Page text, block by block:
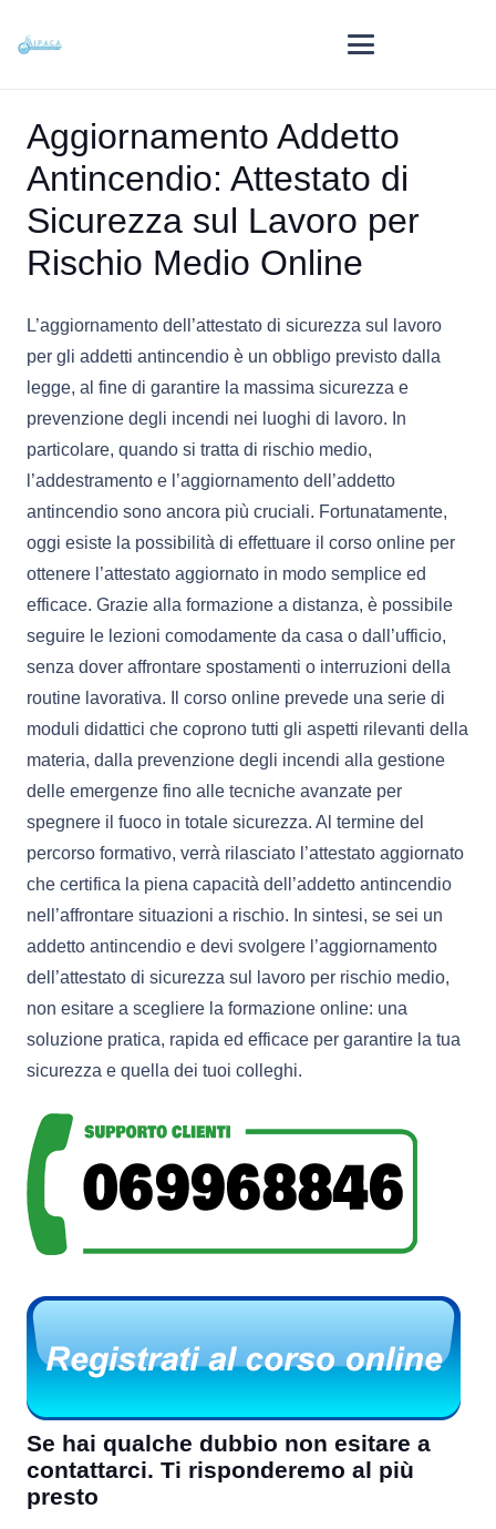
Aggiornamento Addetto
Antincendio: Attestato di
Sicurezza sul Lavoro per
Rischio Medio Online
L’aggiornamento dell’attestato di sicurezza sul lavoro
per gli addetti antincendio è un obbligo previsto dalla
legge, al fine di garantire la massima sicurezza e
prevenzione degli incendi nei luoghi di lavoro. In
particolare, quando si tratta di rischio medio,
l’addestramento e l’aggiornamento dell’addetto
antincendio sono ancora più cruciali. Fortunatamente,
oggi esiste la possibilità di effettuare il corso online per
ottenere l’attestato aggiornato in modo semplice ed
efficace. Grazie alla formazione a distanza, è possibile
seguire le lezioni comodamente da casa o dall’ufficio,
senza dover affrontare spostamenti o interruzioni della
routine lavorativa. Il corso online prevede una serie di
moduli didattici che coprono tutti gli aspetti rilevanti della
materia, dalla prevenzione degli incendi alla gestione
delle emergenze fino alle tecniche avanzate per
spegnere il fuoco in totale sicurezza. Al termine del
percorso formativo, verrà rilasciato l’attestato aggiornato
che certifica la piena capacità dell’addetto antincendio
nell’affrontare situazioni a rischio. In sintesi, se sei un
addetto antincendio e devi svolgere l’aggiornamento
dell’attestato di sicurezza sul lavoro per rischio medio,
non esitare a scegliere la formazione online: una
soluzione pratica, rapida ed efficace per garantire la tua
sicurezza e quella dei tuoi colleghi.
Se hai qualche dubbio non esitare a
contattarci. Ti risponderemo al più
presto